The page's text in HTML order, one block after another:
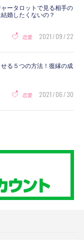
ャータロットで見る相手の
婚したくないの？
恋愛 2021 / 09 / 22
る５つの方法！復縁の成
恋愛 2021 / 06 / 30